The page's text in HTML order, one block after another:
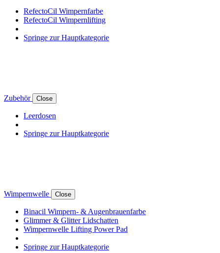
RefectoCil Wimpernfarbe
RefectoCil Wimpernlifting
Springe zur Hauptkategorie
Zubehör Close
Leerdosen
Springe zur Hauptkategorie
Wimpernwelle Close
Binacil Wimpern- & Augenbrauenfarbe
Glimmer & Glitter Lidschatten
Wimpernwelle Lifting Power Pad
Springe zur Hauptkategorie